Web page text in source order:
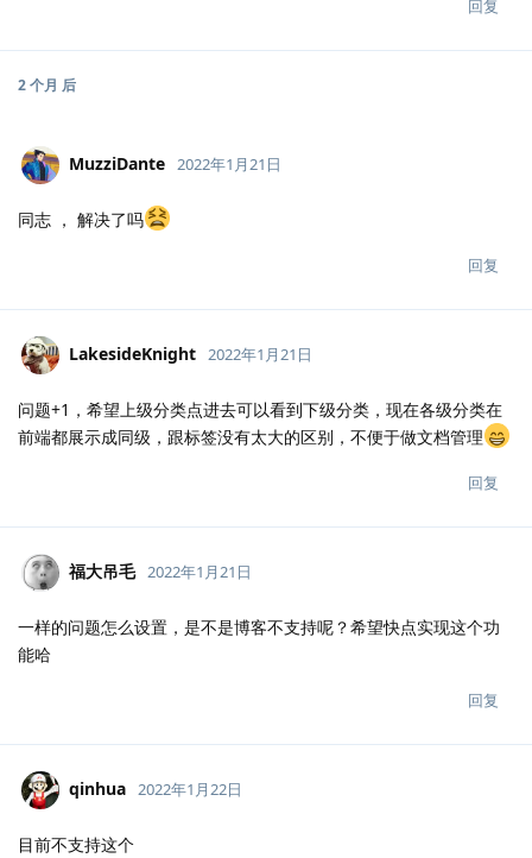
回复
2 个月 后
MuzziDante 2022年1月21日
同志 ， 解决了吗
回复
LakesideKnight 2022年1月21日
问题+1，希望上级分类点进去可以看到下级分类，现在各级分类在
前端都展示成同级，跟标签没有太大的区别，不便于做文档管理
回复
福大吊毛 2022年1月21日
一样的问题怎么设置，是不是博客不支持呢？希望快点实现这个功
能哈
回复
qinhua 2022年1月22日
目前不支持这个